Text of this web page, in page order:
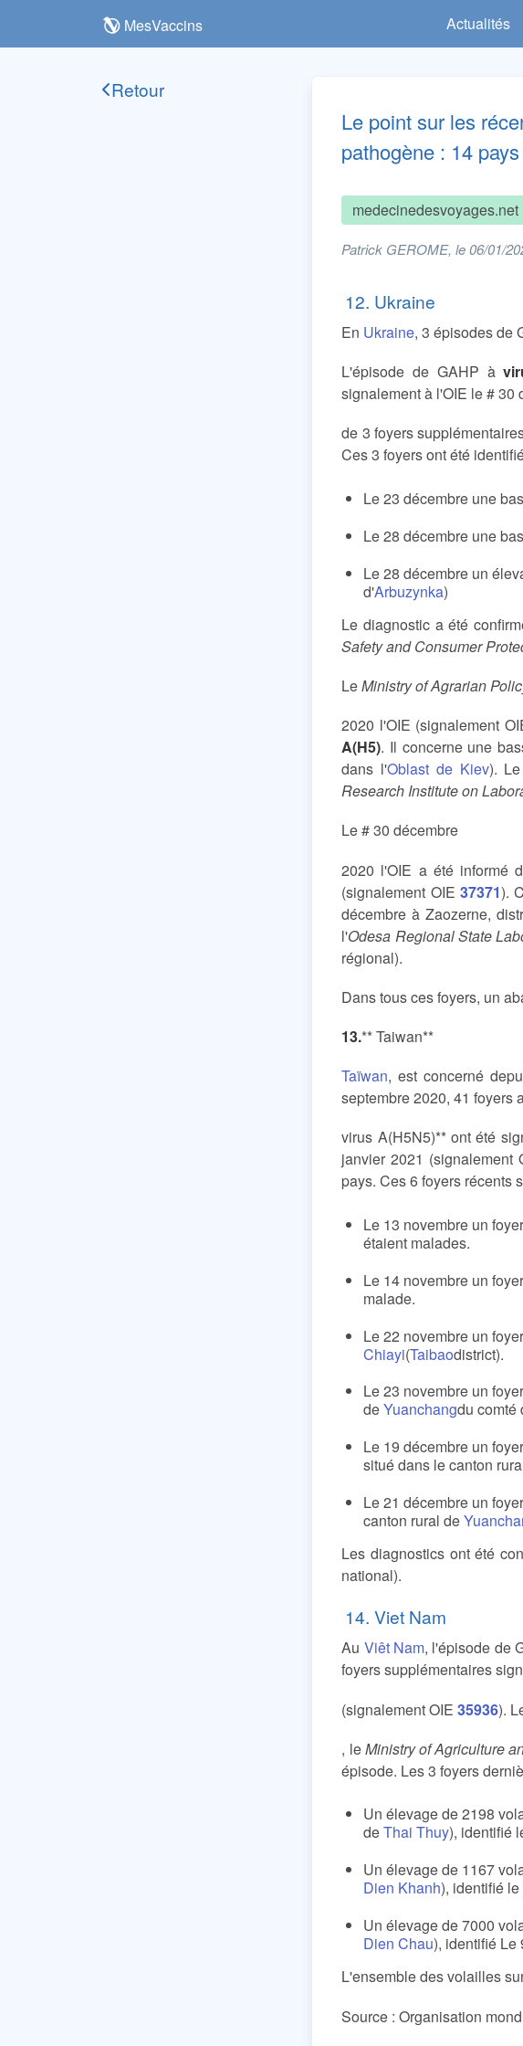
MesVaccins Actualités
Retour
Le point sur les
pathogène : 14
medecinedesvoyages.net
Patrick GEROME, le 06/01/
12. Ukraine
En Ukraine, 3 épisodes de
L'épisode de GAHP à
signalement à l'OIE le # 30
de 3 foyers
Ces 3 foyers ont été
Le 23 décembre une
Le 28 décembre une
Le 28 décembre un
d'Arbuzynka)
Le diagnostic a été
Safety and Consumer
LeMinistry of Agrarian
2020 l'OIE (signalement
A(H5). Il concerne une
dans l'Oblast de Kiev).
Research Institute on
Le # 30 décembre
2020 l'OIE a été informé
(signalement OIE 37371).
décembre à Zaozerne,
l'Odesa Regional State
régional).
Dans tous ces foyers, un
13.** Taiwan**
Taïwan, est concerné
septembre 2020, 41 foyers
virus A(H5N5)** ont été
janvier 2021 (signalement
pays. Ces 6 foyers récents
Le 13 novembre un
étaient malades.
Le 14 novembre un
malade.
Le 22 novembre un
Chiayi(Taibaodistrict).
Le 23 novembre un
deYuanchangdu
Le 19 décembre un
situé dans le canton
Le 21 décembre un
canton rural de
Les diagnostics ont été
national).
14. Viet Nam
Au Viêt Nam, l'épisode de
foyers supplémentaires
(signalement OIE35936).
, leMinistry of Agriculture
épisode. Les 3 foyers
Un élevage de 2198
deThai Thuy), identifié
Un élevage de 1167
Dien Khanh), identifié
Un élevage de 7000
Dien Chau), identifié Le
L'ensemble des volailles
Source : Organisation